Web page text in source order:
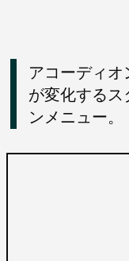
アコーディ
が変化する
ンメニュー。